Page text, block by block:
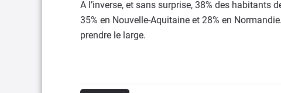
A l’inverse, et sans surprise, 38% des habitants
35% en Nouvelle-Aquitaine et 28% en
prendre le large.